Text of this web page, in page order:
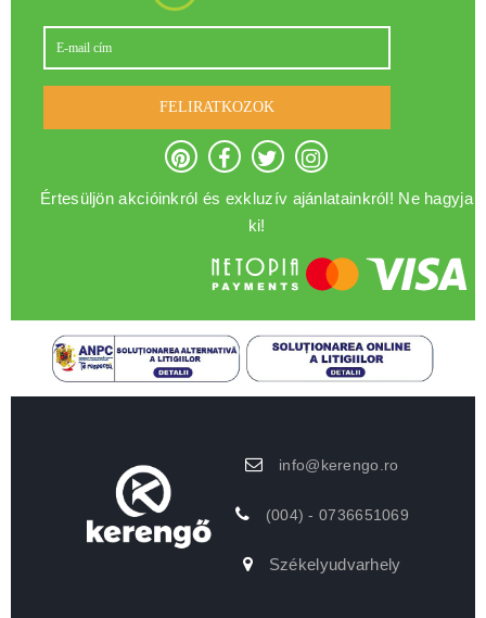
FELIRATKOZOK
Értesüljön akcióinkról és exkluzív ajánlatainkról! Ne hagyja
ki!
info@kerengo.ro
(004) - 0736651069
Székelyudvarhely